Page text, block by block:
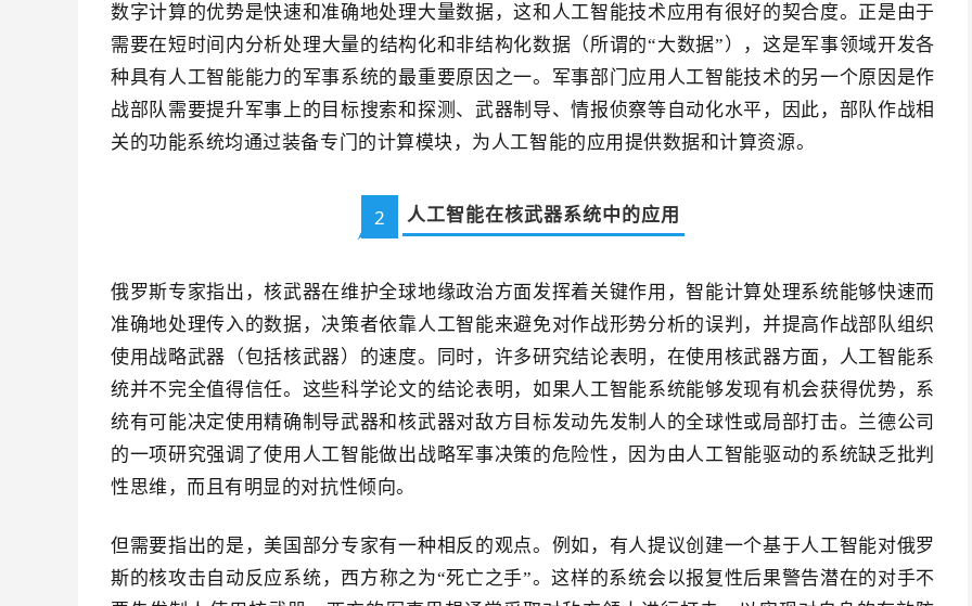
数字计算的优势是快速和准确地处理大量数据，这和人工智能技术应用有很好的契合度。正是由于
需要在短时间内分析处理大量的结构化和非结构化数据（所谓的“大数据”），这是军事领域开发各
种具有人工智能能力的军事系统的最重要原因之一。军事部门应用人工智能技术的另一个原因是作
战部队需要提升军事上的目标搜索和探测、武器制导、情报侦察等自动化水平，因此，部队作战相
关的功能系统均通过装备专门的计算模块，为人工智能的应用提供数据和计算资源。
2 人工智能在核武器系统中的应用
俄罗斯专家指出，核武器在维护全球地缘政治方面发挥着关键作用，智能计算处理系统能够快速而
准确地处理传入的数据，决策者依靠人工智能来避免对作战形势分析的误判，并提高作战部队组织
使用战略武器（包括核武器）的速度。同时，许多研究结论表明，在使用核武器方面，人工智能系
统并不完全值得信任。这些科学论文的结论表明，如果人工智能系统能够发现有机会获得优势，系
统有可能决定使用精确制导武器和核武器对敌方目标发动先发制人的全球性或局部打击。兰德公司
的一项研究强调了使用人工智能做出战略军事决策的危险性，因为由人工智能驱动的系统缺乏批判
性思维，而且有明显的对抗性倾向。
但需要指出的是，美国部分专家有一种相反的观点。例如，有人提议创建一个基于人工智能对俄罗
斯的核攻击自动反应系统，西方称之为“死亡之手”。这样的系统会以报复性后果警告潜在的对手不